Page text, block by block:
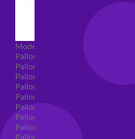
Modellabili
Palloncini mongolfiera in lattice
Palloncini Mini Shape
Palloncini Shape
Palloncini nascita shape
Palloncini Battesimo shape
Palloncini Altre Ricorrenze Shape
Palloncini primo compleanno shape
Palloncini Animali Shape
Palloncini Personaggi shape